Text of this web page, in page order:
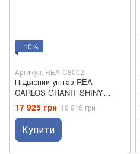
−10%
Артикул: REA-C8002
Підвісний унітаз REA
CARLOS GRANIT SHINY
GLOSSY
17 925 грн 19 916 грн
Купити